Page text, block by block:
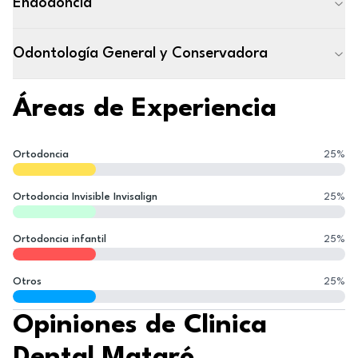
Endodoncia
Odontología General y Conservadora
Áreas de Experiencia
Ortodoncia 25%
Ortodoncia Invisible Invisalign 25%
Ortodoncia infantil 25%
Otros 25%
Opiniones de Clinica